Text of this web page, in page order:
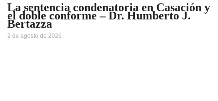
La sentencia condenatoria en Casación y
el doble conforme – Dr. Humberto J.
Bertazza
2 de agosto de 2026